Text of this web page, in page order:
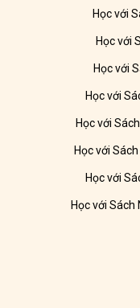
Học với
Học với
Học với
Học với
Học với
Học với
Học với
Học với Sách